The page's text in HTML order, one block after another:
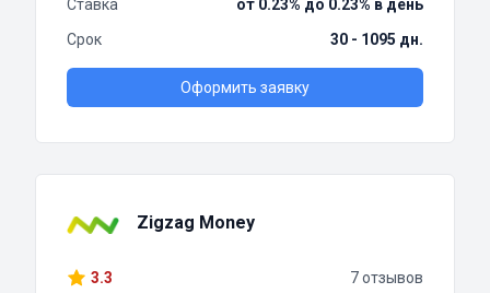
Ставка
от 0.23% до 0.23% в день
Срок
30 - 1095 дн.
Оформить заявку
Zigzag Money
3.3 7 отзывов